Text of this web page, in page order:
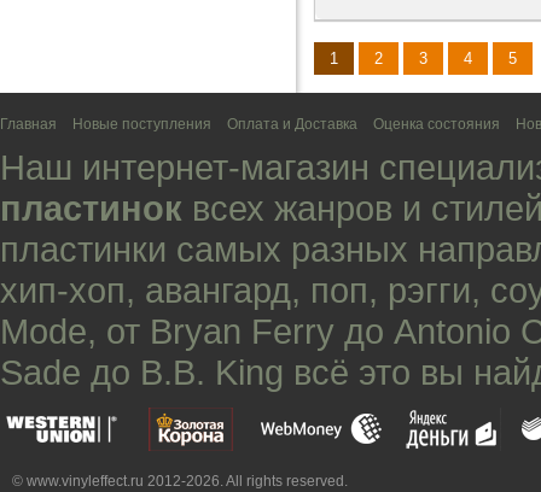
1 2 3 4 5
Главная Новые поступления Оплата и Доставка Оценка состояния
Наш интернет-магазин
пластинок всех жанров и
пластинки самых разных
хип-хоп, авангард, поп, рэгги,
Mode, от Bryan Ferry до Antonio
Sade до B.B. King всё это вы
© www.vinyleffect.ru 2012-2026. All rights reserved.